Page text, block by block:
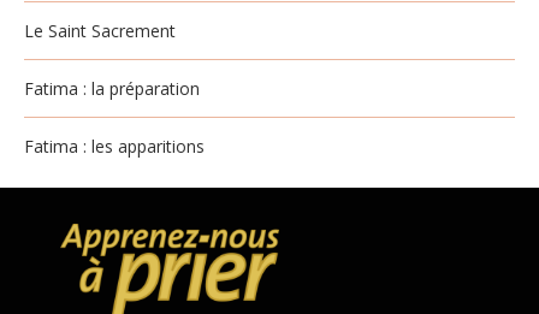
Le Saint Sacrement
Fatima : la préparation
Fatima : les apparitions